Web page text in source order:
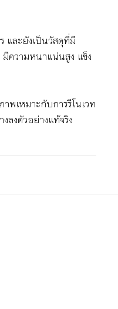
และยังเป็นวัสดุที่มี
ความหนาแน่นสูง แข็ง
พเหมาะกับการรีโนเวท
งตัวอย่างแท้จริง